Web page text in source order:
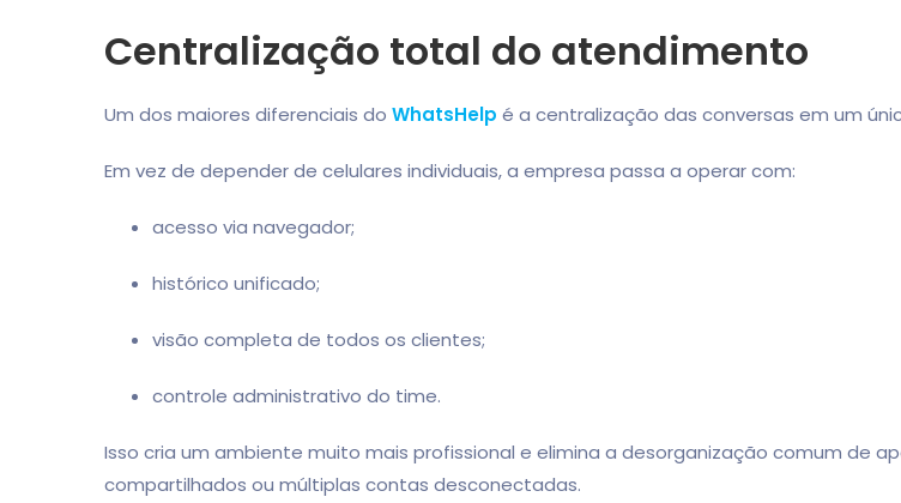
Centralização total do atendimento
Um dos maiores diferenciais do WhatsHelp é a centralização das conversas em um
Em vez de depender de celulares individuais, a empresa passa a operar com:
acesso via navegador;
histórico unificado;
visão completa de todos os clientes;
controle administrativo do time.
Isso cria um ambiente muito mais profissional e elimina a desorganização comum de
compartilhados ou múltiplas contas desconectadas.